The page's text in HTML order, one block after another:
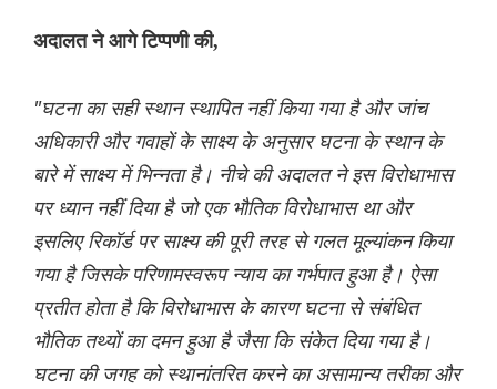
अदालत ने आगे टिप्पणी की,
"घटना का सही स्थान स्थापित नहीं किया गया है और जांच
अधिकारी और गवाहों के साक्ष्य के अनुसार घटना के स्थान के
बारे में साक्ष्य में भिन्नता है। नीचे की अदालत ने इस विरोधाभास
पर ध्यान नहीं दिया है जो एक भौतिक विरोधाभास था और
इसलिए रिकॉर्ड पर साक्ष्य की पूरी तरह से गलत मूल्यांकन किया
गया है जिसके परिणामस्वरूप न्याय का गर्भपात हुआ है। ऐसा
प्रतीत होता है कि विरोधाभास के कारण घटना से संबंधित
भौतिक तथ्यों का दमन हुआ है जैसा कि संकेत दिया गया है।
घटना की जगह को स्थानांतरित करने का असामान्य तरीका और